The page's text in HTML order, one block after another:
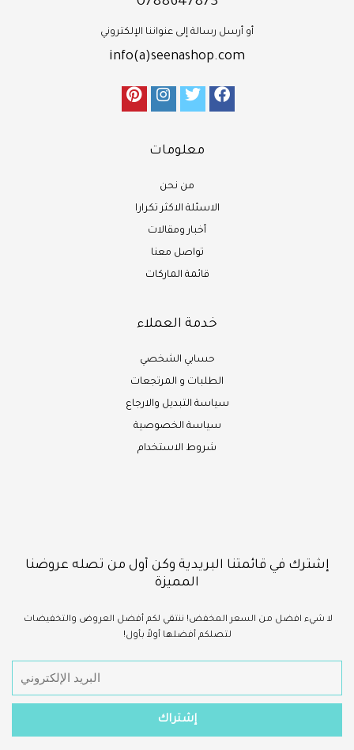
أو أرسل رسالة إلى عنواننا الإلكتروني
info(a)seenashop.com
معلومات
من نحن
الاسئلة الاكثر تكرارا
أخبار ومقالات
تواصل معنا
قائمة الماركات
خدمة العملاء
حسابي الشخصي
الطلبات و المرتجعات
سياسة التبديل والارجاع
سياسة الخصوصية
شروط الاستخدام
إشترك في قائمتنا البريدية وكن أول من تصله عروضنا
المميزة
لا شيء افضل من السعر المخفض! ننتقي لكم أفضل العروض والتخفيضات
لتصلكم أفضلها أولاً بأول!